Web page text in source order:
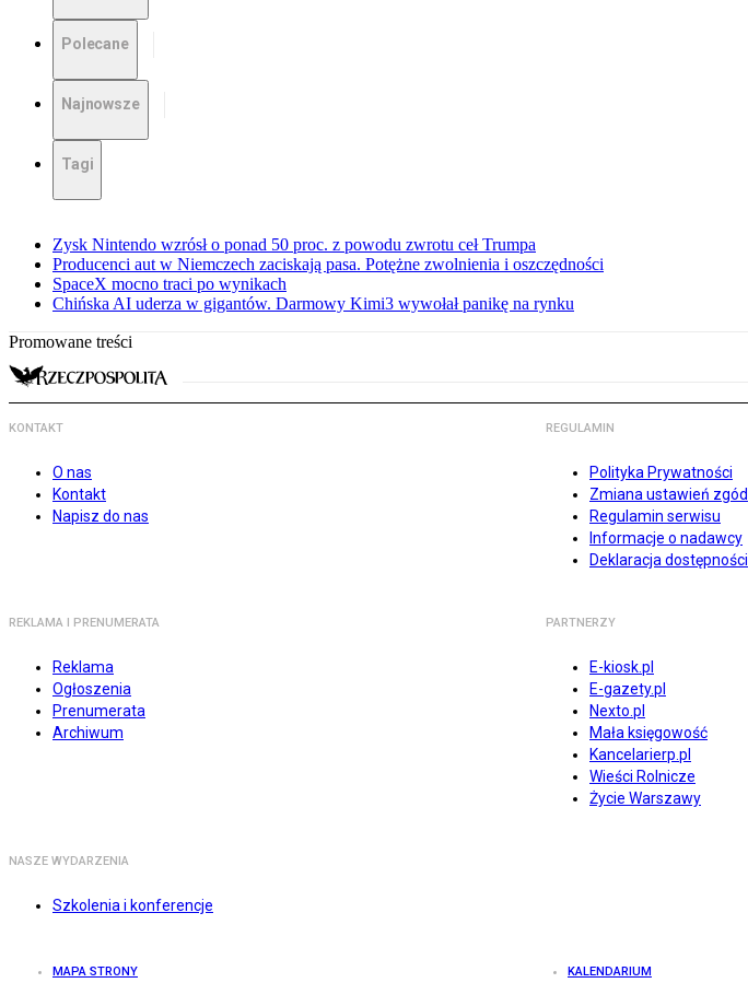
Polecane
Najnowsze
Tagi
Zysk Nintendo wzrósł o ponad 50 proc. z powodu zwrotu ceł Trumpa
Producenci aut w Niemczech zaciskają pasa. Potężne zwolnienia i oszczędności
SpaceX mocno traci po wynikach
Chińska AI uderza w gigantów. Darmowy Kimi3 wywołał panikę na rynku
Promowane treści
KONTAKT
O nas
Kontakt
Napisz do nas
REGULAMIN
Polityka Prywatności
Zmiana ustawień zgód
Regulamin serwisu
Informacje o nadawcy
Deklaracja dostępności
REKLAMA I PRENUMERATA
Reklama
Ogłoszenia
Prenumerata
Archiwum
PARTNERZY
E-kiosk.pl
E-gazety.pl
Nexto.pl
Mała księgowość
Kancelarierp.pl
Wieści Rolnicze
Życie Warszawy
NASZE WYDARZENIA
Szkolenia i konferencje
MAPA STRONY KALENDARIUM